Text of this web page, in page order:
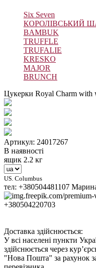
Six Seven
КОРОЛІВСЬКИЙ
BAMBUK
TRUFFLE
TRUFALIE
KRESKO
MAJOR
BRUNCH
Цукерки Royal Charm with
Артикул: 24017267
В наявності
ящик 2.2 кг
US. Columbus
тел: +380504481107
+380504220703
Доставка здійснюється:
У всі населені пункти
здійснюється через
"Нова Пошта" за рахунок